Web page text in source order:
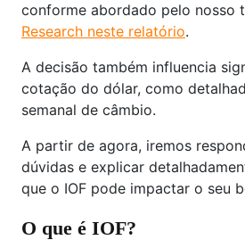
conforme abordado pelo nosso
Research neste relatório.
A decisão também influencia
cotação do dólar, como
semanal de câmbio.
A partir de agora, iremos
dúvidas e explicar
que o IOF pode impactar o seu
O que é IOF?